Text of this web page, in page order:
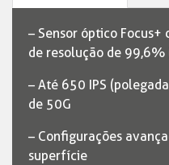
– Sensor óptico
de resolução de
– Até 650 IPS
de 50G
– Configurações
superfície